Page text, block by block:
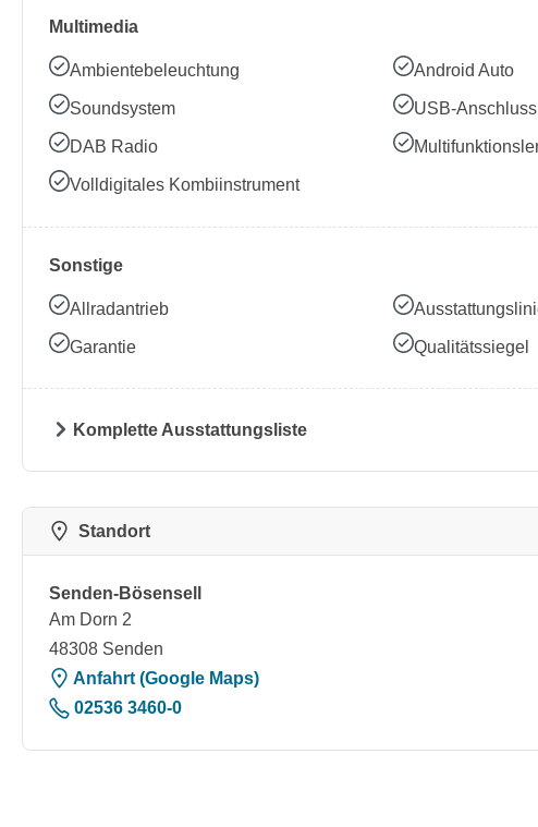
Multimedia
Ambientebeleuchtung Android Auto
Soundsystem USB-Anschluss
DAB Radio
Volldigitales Kombiinstrument
Sonstige
Allradantrieb
Garantie Qualitätssiegel
Komplette Ausstattungsliste
Standort
Senden-Bösensell
Am Dorn 2
48308 Senden
Anfahrt (Google Maps)
02536 3460-0